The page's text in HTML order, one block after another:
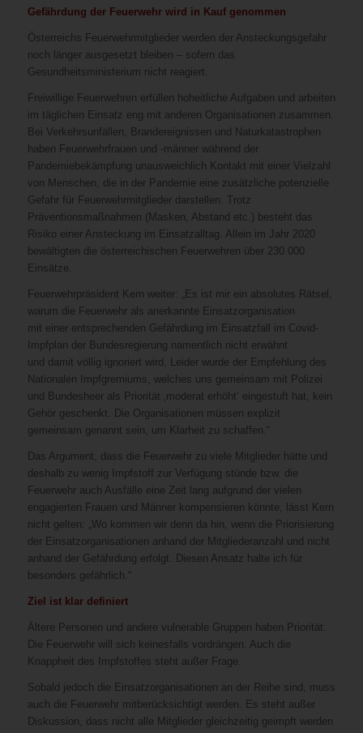
Gefährdung der Feuerwehr wird in Kauf genommen
Österreichs Feuerwehrmitglieder werden der Ansteckungsgefahr
noch länger ausgesetzt bleiben – sofern das
Gesundheitsministerium nicht reagiert.
Freiwillige Feuerwehren erfüllen hoheitliche Aufgaben und arbeiten
im täglichen Einsatz eng mit anderen Organisationen zusammen.
Bei Verkehrsunfällen, Brandereignissen und Naturkatastrophen
haben Feuerwehrfrauen und -männer während der
Pandemiebekämpfung unausweichlich Kontakt mit einer Vielzahl
von Menschen, die in der Pandemie eine zusätzliche potenzielle
Gefahr für Feuerwehrmitglieder darstellen. Trotz
Präventionsmaßnahmen (Masken, Abstand etc.) besteht das
Risiko einer Ansteckung im Einsatzalltag. Allein im Jahr 2020
bewältigten die österreichischen Feuerwehren über 230.000
Einsätze.
Feuerwehrpräsident Kern weiter: „Es ist mir ein absolutes Rätsel,
warum die Feuerwehr als anerkannte Einsatzorganisation
mit einer entsprechenden Gefährdung im Einsatzfall im Covid -
Impfplan der Bundesregierung namentlich nicht erwähnt
und damit völlig ignoriert wird. Leider wurde der Empfehlung des
Nationalen Impfgremiums, welches uns gemeinsam mit Polizei
und Bundesheer als Priorität ‚moderat erhöht‘ eingestuft hat, kein
Gehör geschenkt. Die Organisationen müssen explizit
gemeinsam genannt sein, um Klarheit zu schaffen.“
Das Argument, dass die Feuerwehr zu viele Mitglieder hätte und
deshalb zu wenig Impfstoff zur Verfügung stünde bzw. die
Feuerwehr auch Ausfälle eine Zeit lang aufgrund der vielen
engagierten Frauen und Männer kompensieren könnte, lässt Kern
nicht gelten: „Wo kommen wir denn da hin, wenn die Priorisierung
der Einsatzorganisationen anhand der Mitgliederanzahl und nicht
anhand der Gefährdung erfolgt. Diesen Ansatz halte ich für
besonders gefährlich.“
Ziel ist klar definiert
Ältere Personen und andere vulnerable Gruppen haben Priorität.
Die Feuerwehr will sich keinesfalls vordrängen. Auch die
Knappheit des Impfstoffes steht außer Frage.
Sobald jedoch die Einsatzorganisationen an der Reihe sind, muss
auch die Feuerwehr mitberücksichtigt werden. Es steht außer
Diskussion, dass nicht alle Mitglieder gleichzeitig geimpft werden